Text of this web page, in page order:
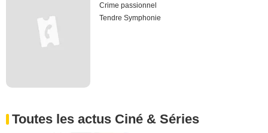
Crime passionnel
Tendre Symphonie
Toutes les actus Ciné & Séries